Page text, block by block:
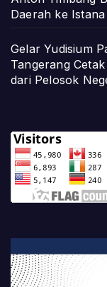
Daerah ke
Gelar Yudisium
Tangerang
dari Pelosok